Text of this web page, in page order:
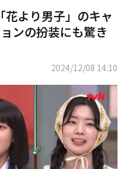
花より男子」のキャ
ンの扮装にも驚き
2024/12/08 14:10